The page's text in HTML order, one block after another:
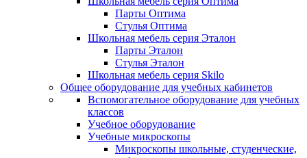
Парты Оптима
Стулья Оптима
Школьная мебель серия Эталон
Парты Эталон
Стулья Эталон
Школьная мебель серия Skilo
Общее оборудование для учебных кабинетов
Вспомогательное оборудование для учебных
классов
Учебное оборудование
Учебные микроскопы
Микроскопы школьные, студенческие,